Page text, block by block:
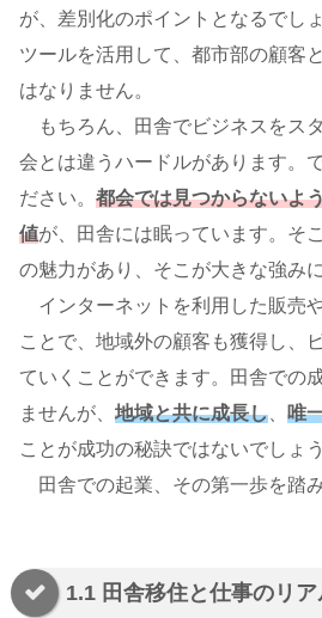
が、差別化のポイントとなるでし
ツールを活用して、都市部の顧客
はなりません。
もちろん、田舎でビジネスをス
会とは違うハードルがあります。
ださい。 都会では見つからないよ
値が、田舎には眠っています。そ
の魅力があり、そこが大きな強み
インターネットを利用した販売
ことで、地域外の顧客も獲得し、
ていくことができます。田舎での
ませんが、 地域と共に成長し 唯
ことが成功の秘訣ではないでしょう
田舎での起業、その第一歩を踏
1.1 田舎移住と仕事のリ